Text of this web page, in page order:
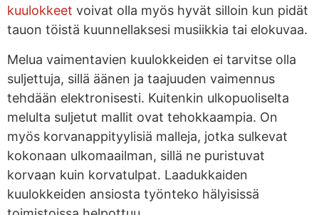
kuulokkeet voivat olla myös hyvät silloin kun pidät
tauon töistä kuunnellaksesi musiikkia tai elokuvaa.
Melua vaimentavien kuulokkeiden ei tarvitse olla
suljettuja, sillä äänen ja taajuuden vaimennus
tehdään elektronisesti. Kuitenkin ulkopuoliselta
melulta suljetut mallit ovat tehokkaampia. On
myös korvanappityylisiä malleja, jotka sulkevat
kokonaan ulkomaailman, sillä ne puristuvat
korvaan kuin korvatulpat. Laadukkaiden
kuulokkeiden ansiosta työnteko hälyisissä